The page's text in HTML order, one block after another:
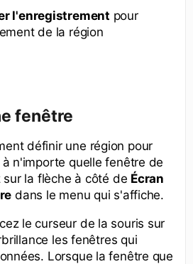
l'enregistrement pour
de la région
fenêtre
définir une région pour
n'importe quelle fenêtre de
la flèche à côté de Écran
dans le menu qui s'affiche.
le curseur de la souris sur
les fenêtres qui
Lorsque la fenêtre que